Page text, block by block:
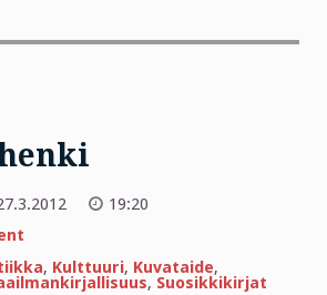
19:20
henki
, Kulttuuri, Kuvataide,
, Suosikkikirjat